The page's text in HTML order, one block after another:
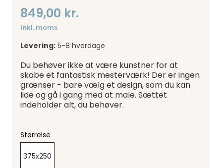
849,00 kr.
Inkl. moms
Levering: 5-8 hverdage
Du behøver ikke at være kunstner for at
skabe et fantastisk mesterværk! Der er ingen
grænser - bare vælg et design, som du kan
lide og gå i gang med at male. Sættet
indeholder alt, du behøver.
Størrelse
375x250